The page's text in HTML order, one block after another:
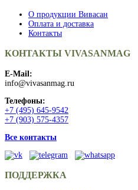
О продукции Вивасан
Оплата и доставка
Контакты
КОНТАКТЫ VIVASANMAG
E-Mail:
info@vivasanmag.ru
Телефоны:
+7 (495) 645-9542
+7 (903) 575-4357
Все контакты
ПОДДЕРЖКА